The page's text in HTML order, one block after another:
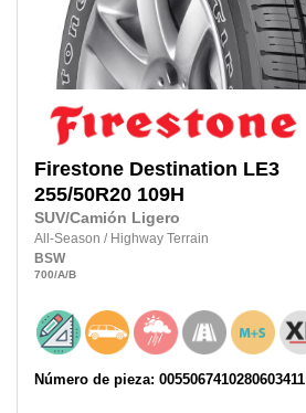
Firestone Destination LE3
255/50R20 109H
SUV/Camión Ligero
All-Season / Highway Terrain
BSW
700/A/B
Número de pieza: 0055067410280603411